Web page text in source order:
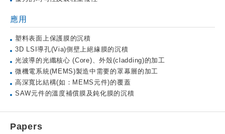
應用
塑料表面上保護膜的沉積
3D LSI導孔(Via)側壁上絕緣膜的沉積
光波導的光纖核心 (Core)、外殼(cladding)的加工
微機電系統(MEMS)製造中需要的罩幕層的加工
高深寬比結構(如：MEMS元件)的覆蓋
SAW元件的溫度補償膜及鈍化膜的沉積
Papers